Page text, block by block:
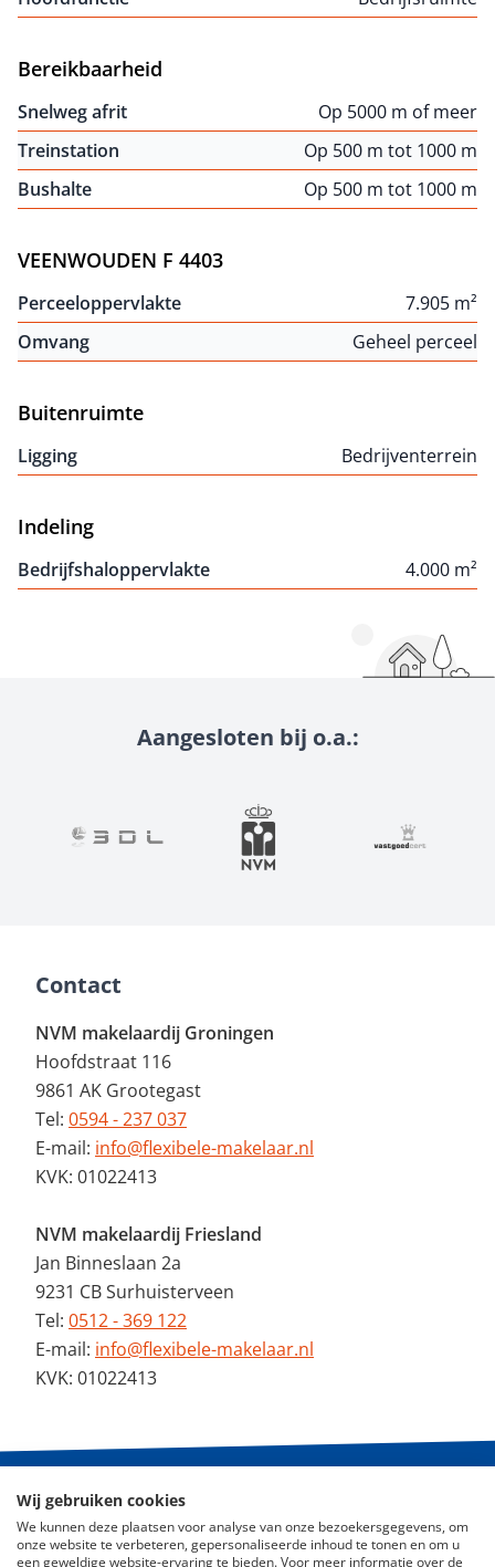
Bereikbaarheid
Snelweg afrit
Op 5000 m of meer
Treinstation
Op 500 m tot 1000 m
Bushalte
Op 500 m tot 1000 m
VEENWOUDEN F 4403
Perceeloppervlakte
7.905 m²
Omvang
Geheel perceel
Buitenruimte
Ligging Bedrijventerrein
Indeling
Bedrijfshaloppervlakte 4.000 m²
Aangesloten bij o.a.:
Contact
NVM makelaardij Groningen
Hoofdstraat 116
9861 AK Grootegast
Tel: 0594 - 237 037
E-mail: info@flexibele-makelaar.nl
KVK: 01022413
NVM makelaardij Friesland
Jan Binneslaan 2a
9231 CB Surhuisterveen
Tel: 0512 - 369 122
E-mail: info@flexibele-makelaar.nl
KVK: 01022413
© 2026 - De Flexibele Makelaar NVM
Wij gebruiken cookies
We kunnen deze plaatsen voor analyse van onze bezoekersgegevens, om
onze website te verbeteren, gepersonaliseerde inhoud te tonen en om u
een geweldige website-ervaring te bieden. Voor meer informatie over de